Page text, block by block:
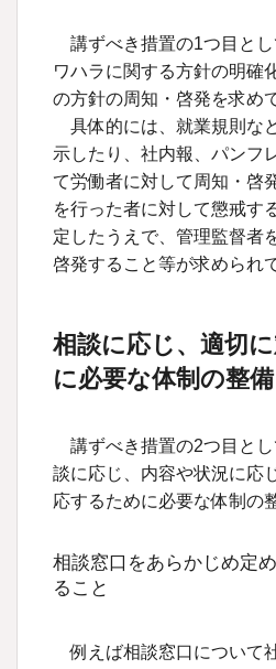
講ずべき措置の1つ目と
ワハラに関する方針の明確
の方針の周知・啓発を求め
具体的には、就業規則な
示したり、社内報、パンフ
て労働者に対して周知・啓
を行った者に対して懲戒す
定したうえで、管理監督者
啓発すること等が求められ
相談に応じ、適切
に必要な体制の整備
講ずべき措置の2つ目と
談に応じ、内容や状況に応
応するために必要な体制の
相談窓口をあらかじめ定
ること
例えば相談窓口について